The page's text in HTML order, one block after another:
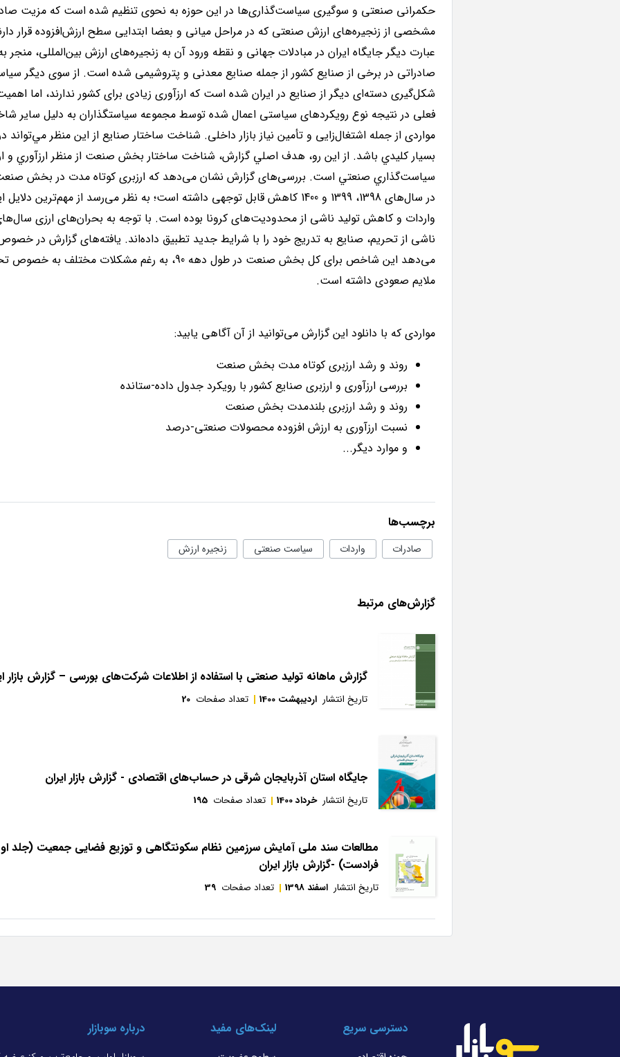
حکمرانی صنعتی و سوگیری سیاست‌گذاری‌ها در این حوزه به نحوی تنظیم شده است که مزیت
مشخصی از زنجیره‌های ارزش صنعتی که در مراحل میانی و بعضا ابتدایی سطح ارزش‌افزوده قرار
عبارت دیگر جایگاه ایران در مبادلات جهانی و نقطه ورود آن به زنجیره‌های ارزش بین‌المللی،
صادراتی در برخی از صنایع کشور از جمله صنایع معدنی و پتروشیمی شده است. از سوی دیگر
شکل‌گیری دسته‌ای دیگر از صنایع در ایران شده است که ارزآوری زیادی برای کشور ندارند، اما
فعلی در نتیجه نوع رویکردهای سیاستی اعمال شده توسط مجموعه سیاستگذاران به دلیل سایر
مواردی از جمله اشتغال‌زایی و تأمین نیاز بازار داخلی. شناخت ساختار صنايع از اين منظر
بسيار كليدي باشد. از اين رو، هدف اصلي گزارش، شناخت ساختار بخش صنعت از منظر ارزآوري و
در سال‌های 1398، 1399 و 1400 کاهش قابل توجهی داشته است؛ به نظر می‌رسد از
ناشی از تحریم، صنایع به تدریج خود را با شرایط جدید تطبیق داده‌اند. یافته‌های گزارش در
می‌دهد این شاخص برای کل بخش صنعت در طول دهه 90، به رغم
ملایم صعودی داشته است.
مواردی که با دانلود این گزارش می‌توانید از آن آگاهی یابید:
روند و رشد ارزبری کوتاه مدت بخش صنعت
بررسی ارزآوری و ارزبری صنایع کشور با رویکرد جدول داده-ستانده
روند و رشد ارزبری بلندمدت بخش صنعت
نسبت ارزآوری به ارزش افزوده محصولات صنعتی-درصد
و موارد دیگر...
برچسب‌ها
صادرات واردات سیاست صنعتی زنجیره ارزش
گزارش‌های مرتبط
گزارش ماهانه تولید صنعتی با استفاده از اطلاعات شرکت‌های بورسی – گزارش بازار
تاریخ انتشار اردیبهشت 1400 تعداد صفحات 20
جایگاه استان آذربایجان شرقی در حساب‌های اقتصادی - گزارش بازار ایران
تاریخ انتشار خرداد 1400 تعداد صفحات 195
مطالعات سند ملی آمایش سرزمین نظام سکونتگاهی و توزیع فضایی جمعیت (جلد
فرادست) -گزارش بازار ایران
تاریخ انتشار اسفند 1398 تعداد صفحات 39
دسترسی سریع لینک‌های مفید درباره سوبازار